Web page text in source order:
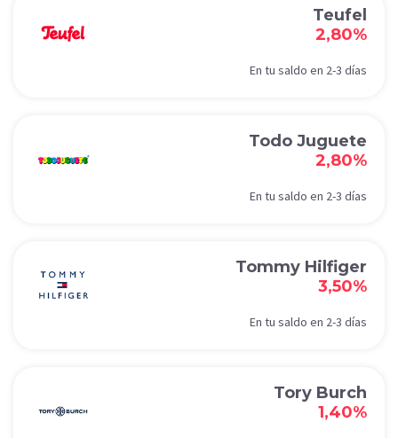
Teufel
2,80%
En tu saldo en 2-3 días
Todo Juguete
2,80%
En tu saldo en 2-3 días
Tommy Hilfiger
3,50%
En tu saldo en 2-3 días
Tory Burch
1,40%